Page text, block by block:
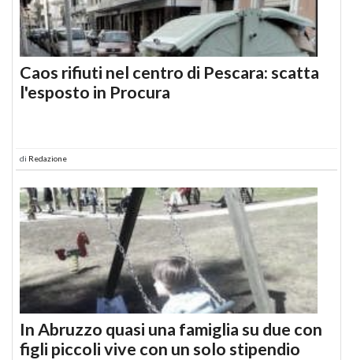
Caos rifiuti nel centro di Pescara: scatta
l'esposto in Procura
di Redazione
In Abruzzo quasi una famiglia su due con
figli piccoli vive con un solo stipendio